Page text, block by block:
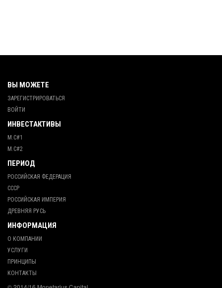
ВЫ МОЖЕТЕ
ЗАРЕГИСТРИРОВАТЬСЯ
ВОЙТИ
ИНВЕСТАКТИВЫ
М.С#1
М.С#2
ПЕРИОД
РОССИЙСКАЯ ФЕДЕРАЦИЯ
СССР
РОССИЙСКАЯ ИМПЕРИЯ
ДРЕВНЯЯ РУСЬ
ИНФОРМАЦИЯ
О КОМПАНИИ
УСЛУГИ
ПРИНЦИПЫ
КОНТАКТЫ